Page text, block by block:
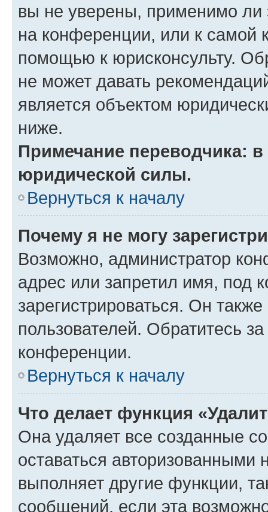
вы не уверены, применимо ли
на конференции, или к самой
помощью к юрисконсульту.
не может давать
является объектом
ниже.
Примечание переводчика:
юридической силы.
Вернуться к началу
Почему я не могу
Возможно, администратор
адрес или запретил имя, под
зарегистрироваться. Он
пользователей. Обратитесь
конференции.
Вернуться к началу
Что делает функция
Она удаляет все созданные
оставаться авторизованными
выполняет другие функции,
сообщений, если эта